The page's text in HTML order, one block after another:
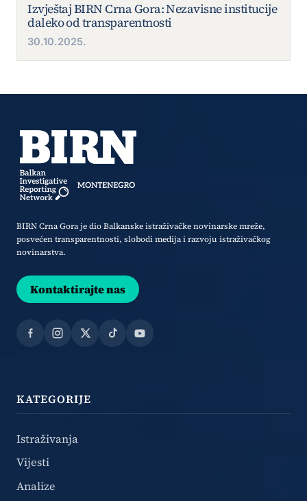
Izvještaj BIRN Crna Gora: Nezavisne institucije
daleko od transparentnosti
30.10.2025.
BIRN Crna Gora je dio Balkanske istraživačke novinarske mreže,
posvećen transparentnosti, slobodi medija i razvoju istraživačkog
novinarstva.
Kontaktirajte nas
Facebook
Instagram
X TikTokYouTube
KATEGORIJE
Istraživanja
Vijesti
Analize